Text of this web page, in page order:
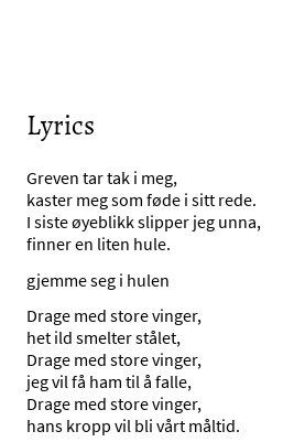
Lyrics
Greven tar tak i meg,
kaster meg som føde i sitt rede.
I siste øyeblikk slipper jeg unna,
finner en liten hule.
gjemme seg i hulen
Drage med store vinger,
het ild smelter stålet,
Drage med store vinger,
jeg vil få ham til å falle,
Drage med store vinger,
hans kropp vil bli vårt måltid.